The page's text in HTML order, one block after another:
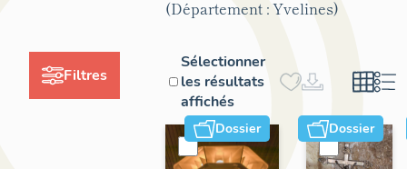
Filtres
(Département : Yvelines)
Sélectionner
les résultats
affichés
Dossier Dossier